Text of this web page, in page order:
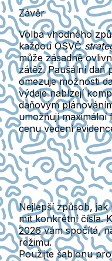
Závěr
Volba vhodného
každou OSVČ
může zásadně
zátěž.Paušální daň
omezuje možnosti
výdajenabízejí
daňovým
umožňují maximální
cenu vedení
Nejlepší způsob,
mít konkrétní čísla.
2026vám spočítá,
režimu.
Použijte šablonu